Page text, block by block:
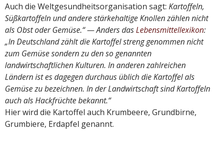
Auch die Weltgesundheitsorganisation sagt: Kartoffeln,
Süßkartoffeln und andere stärkehaltige Knollen zählen nicht
als Obst oder Gemüse.“ — Anders dasLebensmittellexikon:
„In Deutschland zählt die Kartoffel streng genommen nicht
zum Gemüse sondern zu den so genannten
landwirtschaftlichen Kulturen. In anderen zahlreichen
Ländern ist es dagegen durchaus üblich die Kartoffel als
Gemüse zu bezeichnen. In der Landwirtschaft sind Kartoffeln
auch als Hackfrüchte bekannt.“
Hier wird die Kartoffel auch Krumbeere, Grundbirne,
Grumbiere, Erdapfel genannt.